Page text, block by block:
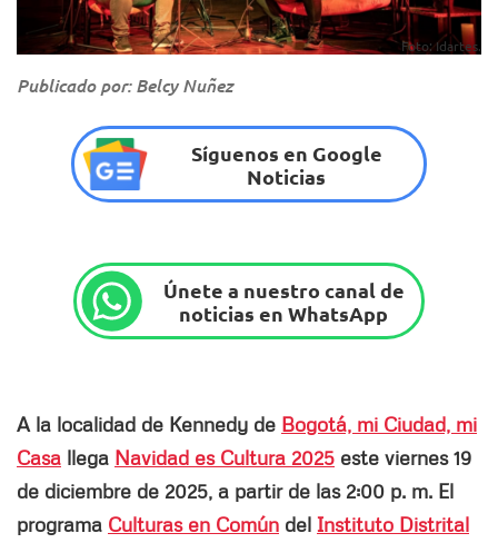
Foto: Idartes.
Publicado por: Belcy Nuñez
Síguenos en Google
Noticias
Únete a nuestro canal de
noticias en WhatsApp
A la localidad de Kennedy de Bogotá, mi Ciudad, mi
Casa llega Navidad es Cultura 2025 este viernes 19
de diciembre de 2025, a partir de las 2:00 p. m. El
programa Culturas en Común del Instituto Distrital